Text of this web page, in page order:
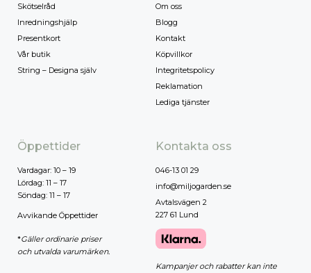
Skötselråd
Inredningshjälp
Presentkort
Vår butik
String – Designa själv
Om oss
Blogg
Kontakt
Köpvillkor
Integritetspolicy
Reklamation
Lediga tjänster
Öppettider
Vardagar: 10 – 19
Lördag: 11 – 17
Söndag: 11 – 17
Avvikande Öppettider
*Gäller ordinarie priser
och utvalda varumärken.
Kontakta oss
046-13 01 29
info@miljogarden.se
Avtalsvägen 2
227 61 Lund
Kampanjer och rabatter kan inte